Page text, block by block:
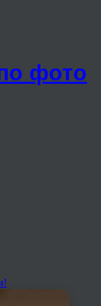
фото